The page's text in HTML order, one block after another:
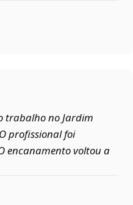
trabalho no Jardim
profissional foi
encanamento voltou a